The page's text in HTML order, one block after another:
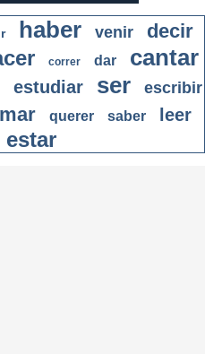
haber venir
decir
correr dar cantar
estudiar ser escribir
querer saber leer
estar